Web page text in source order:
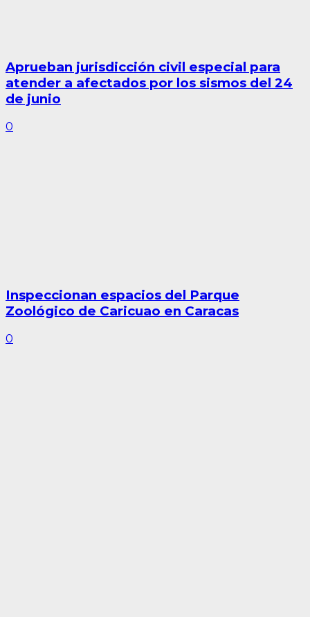
Aprueban jurisdicción civil especial para
atender a afectados por los sismos del 24
de junio
0
Inspeccionan espacios del Parque
Zoológico de Caricuao en Caracas
0